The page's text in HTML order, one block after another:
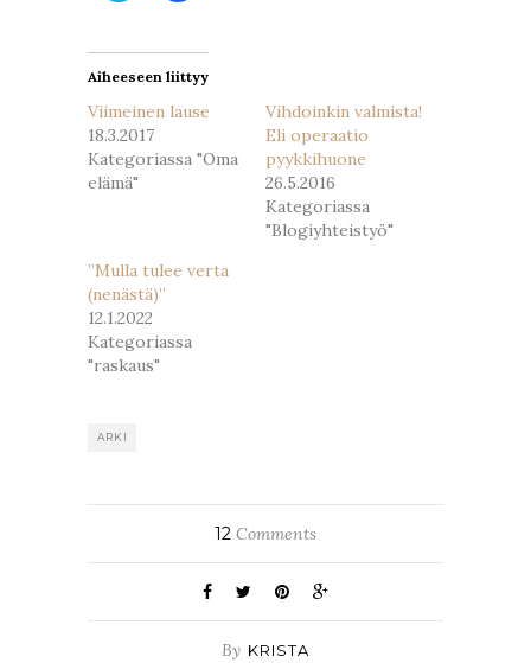
Aiheeseen liittyy
Viimeinen lause
18.3.2017
Kategoriassa "Oma
elämä"
Vihdoinkin valmista!
Eli operaatio
pyykkihuone
26.5.2016
Kategoriassa
"Blogiyhteistyö"
”Mulla tulee verta
(nenästä)”
12.1.2022
Kategoriassa
"raskaus"
ARKI
12 Comments
By KRISTA